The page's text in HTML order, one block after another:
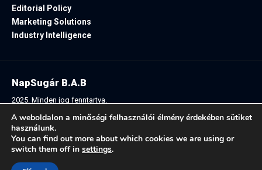
Editorial Policy
Marketing Solutions
Industry Intelligence
Follow US:
NapSugár B.A.B
2025. Minden jog fenntartva.
A weboldalon a minőségi felhasználói élmény érdekében sütiket
használunk.
You can find out more about which cookies we are using or
switch them off in settings.